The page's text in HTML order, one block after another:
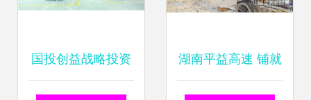
国投创益战略投资 湖南平益高速 铺就